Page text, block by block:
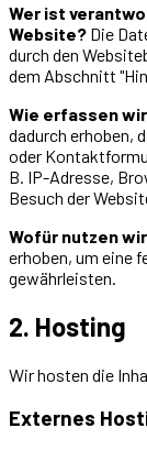
Wer ist
Website? Die
durch den
dem Abschnitt
Wie erfassen
dadurch erhoben,
oder
B. IP-Adresse,
Besuch der
Wofür nutzen
erhoben, um eine
gewährleisten.
2. Hosting
Wir hosten die
Externes